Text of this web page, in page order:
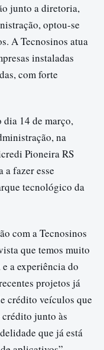
junto a diretoria,
optou-se
A Tecnosinos atua
instaladas
com forte
dia 14 de março,
na
Pioneira RS
fazer esse
tecnológico da
com a Tecnosinos
que temos muito
a experiência do
projetos já
crédito veículos que
junto às
que já está